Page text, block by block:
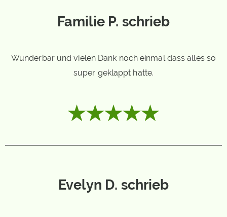
Familie P. schrieb
Wunderbar und vielen Dank noch einmal dass alles so
super geklappt hatte.
Evelyn D. schrieb